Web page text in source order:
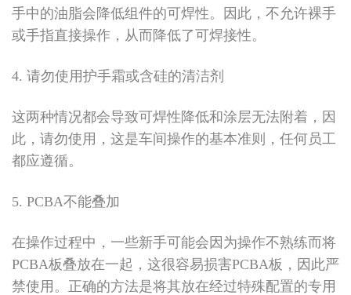
手中的油脂会降低组件的可焊性。因此，不允许裸手
或手指直接操作，从而降低了可焊接性。
4. 请勿使用护手霜或含硅的清洁剂
这两种情况都会导致可焊性降低和涂层无法附着，因
此，请勿使用，这是车间操作的基本准则，任何员工
都应遵循。
5. PCBA不能叠加
在操作过程中，一些新手可能会因为操作不熟练而将
PCBA板叠放在一起，这很容易损害PCBA板，因此严
禁使用。正确的方法是将其放在经过特殊配置的专用